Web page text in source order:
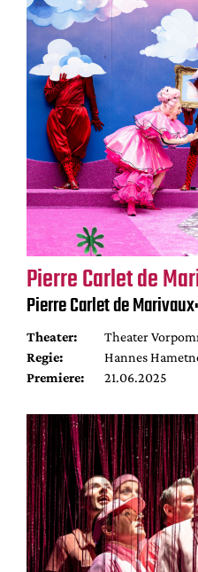
Pierre Carlet de
Pierre Carlet de
Theater:
Theater
Regie:
Hannes
Premiere:
21.06.2025